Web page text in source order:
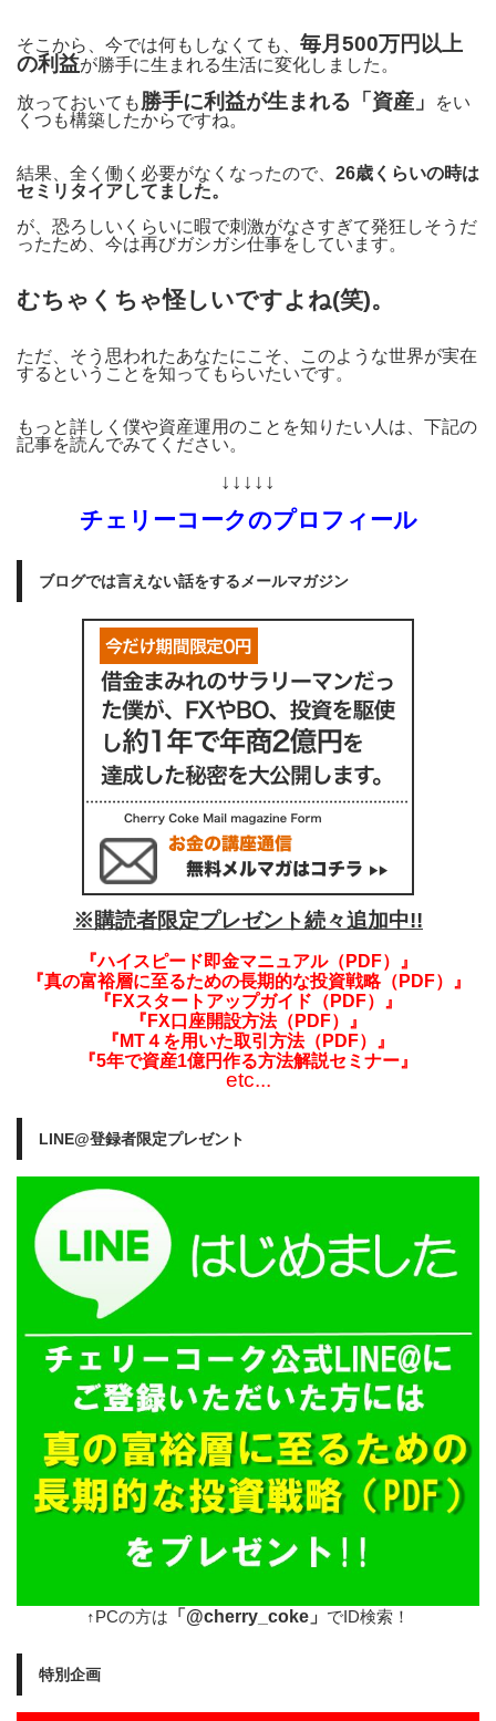
そこから、今では何もしなくても、 毎月500万円以上
の利益が勝手に生まれる生活に変化しました。
放っておいても 勝手に利益が生まれる「資産」
をい
くつも構築したからですね。
結果、全く働く必要がなくなったので、 26歳くらいの時は
セミリタイアしてました。
が、恐ろしいくらいに暇で刺激がなさすぎて発狂しそうだ
ったため、今は再びガシガシ仕事をしています。
むちゃくちゃ怪しいですよね(笑)。
ただ、そう思われたあなたにこそ、このような世界が実在
するということを知ってもらいたいです。
もっと詳しく僕や資産運用のことを知りたい人は、下記の
記事を読んでみてください。
↓↓↓↓↓
チェリーコークのプロフィール
ブログでは言えない話をするメールマガジン
※購読者限定プレゼント続々追加中!!
『ハイスピード即金マニュアル（PDF）』
『真の富裕層に至るための長期的な投資戦略（PDF）』
『FXスタートアップガイド（PDF）』
『FX口座開設方法（PDF）』
『MT４を用いた取引方法（PDF）』
『5年で資産1億円作る方法解説セミナー』
etc...
LINE@登録者限定プレゼント
↑PCの方は 「@cherry_coke」 でID検索！
特別企画